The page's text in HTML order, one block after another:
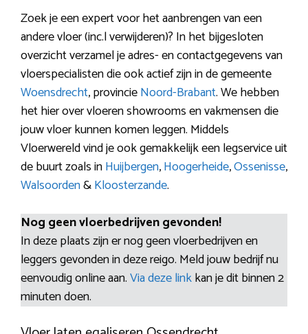
Zoek je een expert voor het aanbrengen van een
andere vloer (inc.l verwijderen)? In het bijgesloten
overzicht verzamel je adres- en contactgegevens van
vloerspecialisten die ook actief zijn in de gemeente
Woensdrecht, provincieNoord-Brabant. We hebben
het hier over vloeren showrooms en vakmensen die
jouw vloer kunnen komen leggen. Middels
Vloerwereld vind je ook gemakkelijk een legservice uit
de buurt zoals inHuijbergen,Hoogerheide,Ossenisse,
Walsoorden&Kloosterzande.
Nog geen vloerbedrijven gevonden!
In deze plaats zijn er nog geen vloerbedrijven en
leggers gevonden in deze reigo. Meld jouw bedrijf nu
eenvoudig online aan.Via deze linkkan je dit binnen 2
minuten doen.